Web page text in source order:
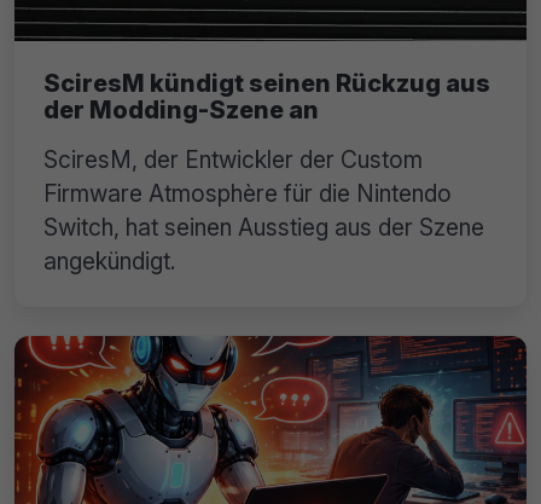
SciresM kündigt seinen Rückzug aus
der Modding-Szene an
SciresM, der Entwickler der Custom
Firmware Atmosphère für die Nintendo
Switch, hat seinen Ausstieg aus der Szene
angekündigt.